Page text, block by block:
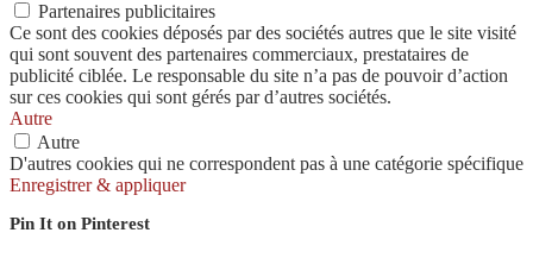
Partenaires publicitaires
Ce sont des cookies déposés par des sociétés autres que le site visité
qui sont souvent des partenaires commerciaux, prestataires de
publicité ciblée. Le responsable du site n’a pas de pouvoir d’action
sur ces cookies qui sont gérés par d’autres sociétés.
Autre
Autre
D'autres cookies qui ne correspondent pas à une catégorie spécifique
Enregistrer & appliquer
Pin It on Pinterest